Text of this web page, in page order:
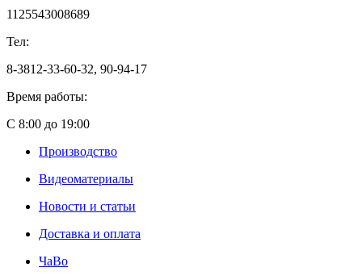
1125543008689
Тел:
8-3812-33-60-32, 90-94-17
Время работы:
С 8:00 до 19:00
Производство
Видеоматериалы
Новости и статьи
Доставка и оплата
ЧаВо